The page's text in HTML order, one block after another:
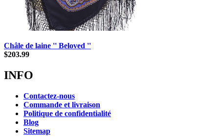
Châle de laine '' Beloved ''
$203.99
INFO
Contactez-nous
Commande et livraison
Politique de confidentialité
Blog
Sitemap